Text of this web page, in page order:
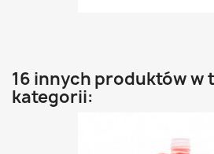
16 innych produktów w
kategorii: